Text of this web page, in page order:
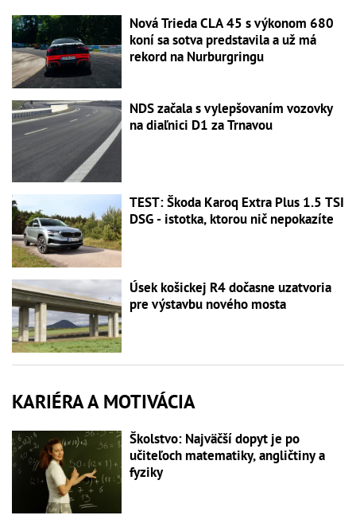
Nová Trieda CLA 45 s výkonom 680
koní sa sotva predstavila a už má
rekord na Nurburgringu
NDS začala s vylepšovaním vozovky
na diaľnici D1 za Trnavou
TEST: Škoda Karoq Extra Plus 1.5 TSI
DSG - istotka, ktorou nič nepokazíte
Úsek košickej R4 dočasne uzatvoria
pre výstavbu nového mosta
KARIÉRA A MOTIVÁCIA
Školstvo: Najväčší dopyt je po
učiteľoch matematiky, angličtiny a
fyziky